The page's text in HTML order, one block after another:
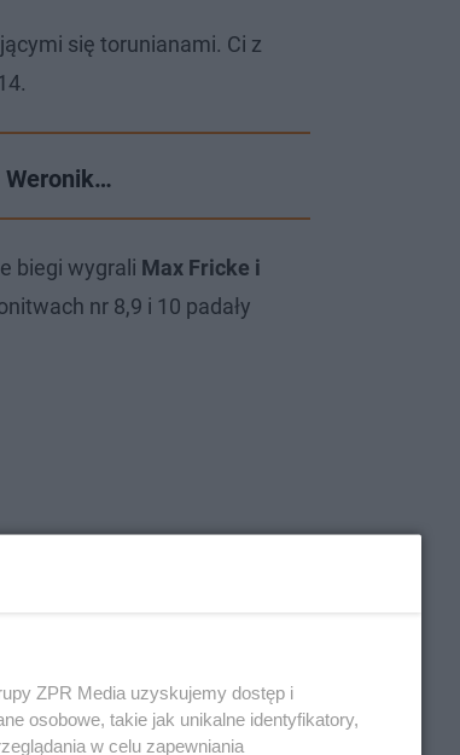
się torunianami. Ci z
Weronik…
biegi wygrali Max Fricke i
nr 8,9 i 10 padały
ZPR Media uzyskujemy dostęp i
osobowe, takie jak unikalne identyfikatory,
w celu zapewniania